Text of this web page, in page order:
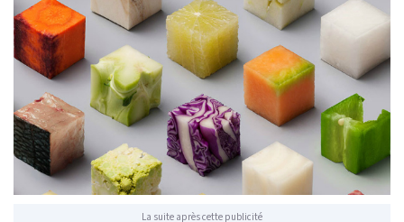
La suite après cette publicité